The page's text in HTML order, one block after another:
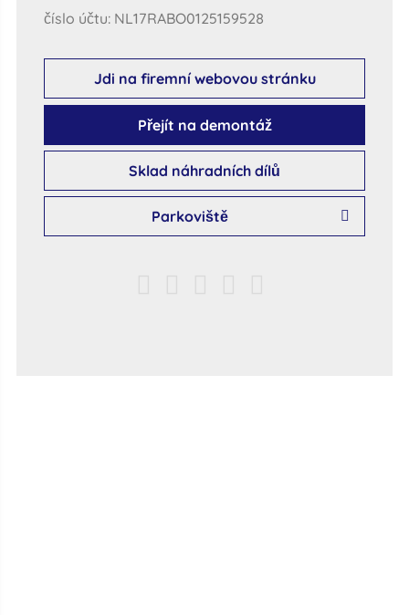
číslo účtu: NL17RABO0125159528
Jdi na firemní webovou stránku
Přejít na demontáž
Sklad náhradních dílů
Parkoviště